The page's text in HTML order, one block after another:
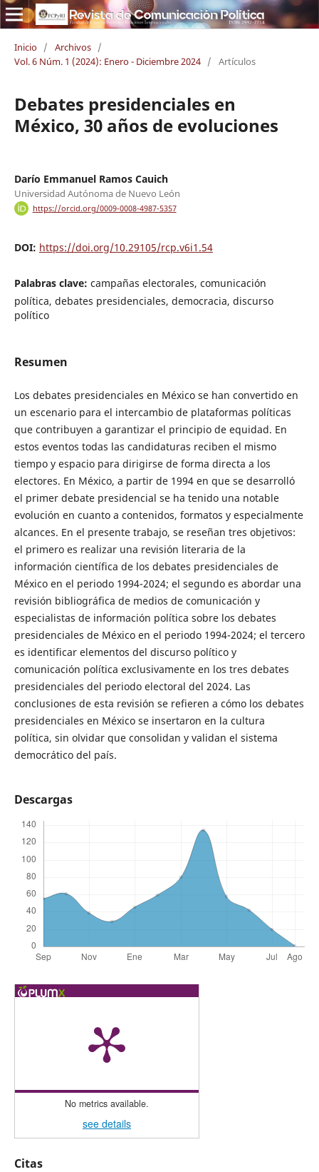
Inicio / Archivos /
Vol. 6 Núm. 1 (2024): Enero - Diciembre 2024 / Artículos
Debates presidenciales en
México, 30 años de evoluciones
Darío Emmanuel Ramos Cauich
Universidad Autónoma de Nuevo León
https://orcid.org/0009-0008-4987-5357
DOI: https://doi.org/10.29105/rcp.v6i1.54
Palabras clave: campañas electorales, comunicación
política, debates presidenciales, democracia, discurso
político
Resumen
Los debates presidenciales en México se han convertido en
un escenario para el intercambio de plataformas políticas
que contribuyen a garantizar el principio de equidad. En
estos eventos todas las candidaturas reciben el mismo
tiempo y espacio para dirigirse de forma directa a los
electores. En México, a partir de 1994 en que se desarrolló
el primer debate presidencial se ha tenido una notable
evolución en cuanto a contenidos, formatos y especialmente
alcances. En el presente trabajo, se reseñan tres objetivos:
el primero es realizar una revisión literaria de la
información científica de los debates presidenciales de
México en el periodo 1994-2024; el segundo es abordar una
revisión bibliográfica de medios de comunicación y
especialistas de información política sobre los debates
presidenciales de México en el periodo 1994-2024; el tercero
es identificar elementos del discurso político y
comunicación política exclusivamente en los tres debates
presidenciales del periodo electoral del 2024. Las
conclusiones de esta revisión se refieren a cómo los debates
presidenciales en México se insertaron en la cultura
política, sin olvidar que consolidan y validan el sistema
democrático del país.
Descargas
No metrics available.
see details
Citas